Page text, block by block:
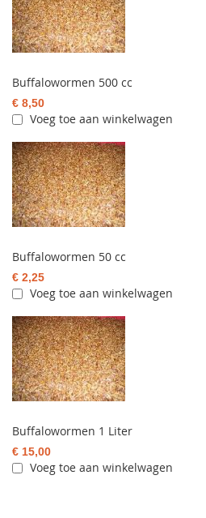
Buffalowormen 500 cc
€ 8,50
Voeg toe aan winkelwagen
Buffalowormen 50 cc
€ 2,25
Voeg toe aan winkelwagen
Buffalowormen 1 Liter
€ 15,00
Voeg toe aan winkelwagen